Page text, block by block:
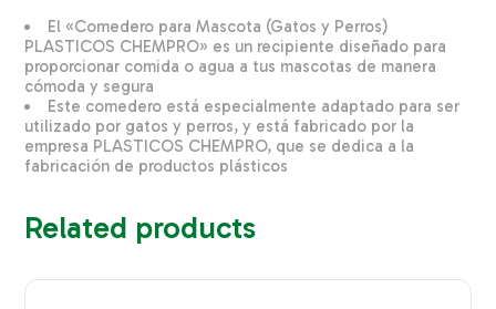
El «Comedero para Mascota (Gatos y Perros)
PLASTICOS CHEMPRO» es un recipiente diseñado para
proporcionar comida o agua a tus mascotas de manera
cómoda y segura
Este comedero está especialmente adaptado para ser
utilizado por gatos y perros, y está fabricado por la
empresa PLASTICOS CHEMPRO, que se dedica a la
fabricación de productos plásticos
Related products